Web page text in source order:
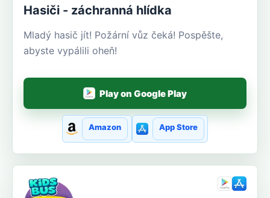
Hasiči - záchranná hlídka
Mladý hasič jít! Požární vůz čeká! Pospěšte,
abyste vypálili oheň!
Play on Google Play
Amazon App Store